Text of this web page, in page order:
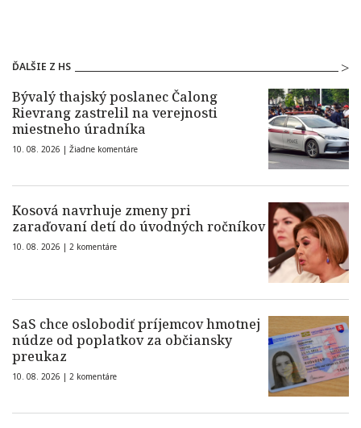
ĎALŠIE Z HS
Bývalý thajský poslanec Čalong
Rievrang zastrelil na verejnosti
miestneho úradníka
10. 08. 2026 | Žiadne komentáre
Kosová navrhuje zmeny pri
zaraďovaní detí do úvodných ročníkov
10. 08. 2026 | 2 komentáre
SaS chce oslobodiť príjemcov hmotnej
núdze od poplatkov za občiansky
preukaz
10. 08. 2026 | 2 komentáre